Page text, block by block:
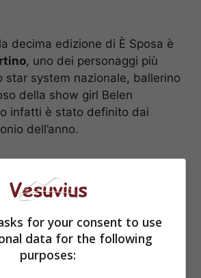
decima edizione di È Sposa è
, uno dei personaggi più
star system nazionale, ballerino
della show girl Belen
infatti è stato definito dai
dell’anno.
for your consent to use
data for the following
purposes: